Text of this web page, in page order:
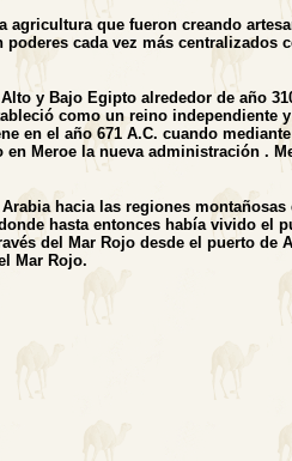
que fueron creando
cada vez más
y Bajo Egipto alrededor de año
como un reino
en el año 671 A.C. cuando
Meroe la nueva administración .
hacia las regiones
hasta entonces había vivido el
del Mar Rojo desde el puerto
Mar Rojo.